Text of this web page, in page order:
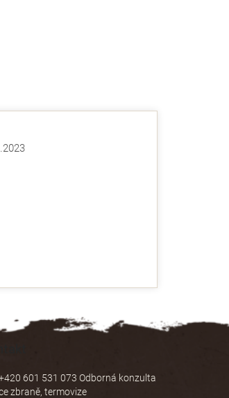
obchodu je 5 z 5 hvězdiček.
601 531 073 Odborná konzulta
zbraně, termovize